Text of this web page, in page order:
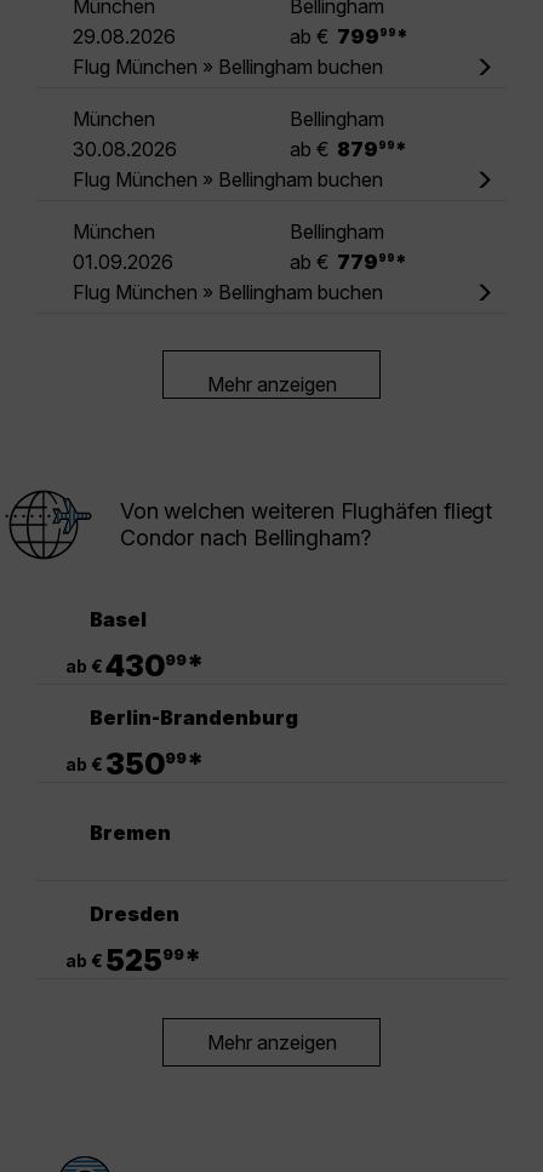
München
Bellingham
29.08.2026
ab € 799 99 *
Flug München » Bellingham buchen
München
Bellingham
30.08.2026
ab € 879 99 *
Flug München » Bellingham buchen
München
Bellingham
01.09.2026
ab € 779 99 *
Flug München » Bellingham buchen
Mehr anzeigen
Von welchen weiteren Flughäfen fliegt
Condor nach Bellingham?
Basel
ab €43099*
Berlin-Brandenburg
ab € 35099*
Bremen
Dresden
ab € 52599*
Mehr anzeigen